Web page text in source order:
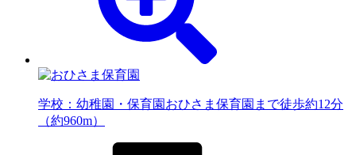
学校：幼稚園・保育園 おひさま保育園まで徒歩約12分
（約960m）